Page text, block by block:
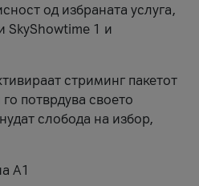
од избраната услуга,
SkyShowtime 1 и
стриминг пакетот
потврдува своето
слобода на избор,
А1